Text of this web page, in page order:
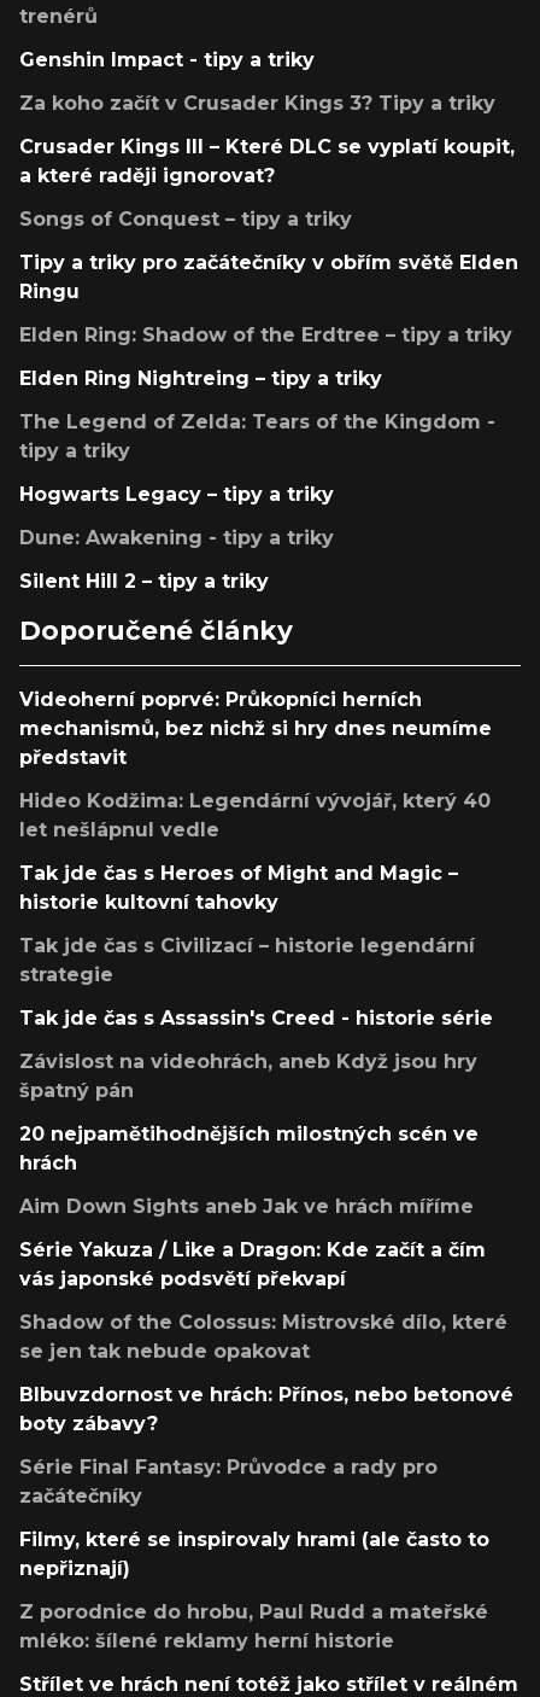
trenérů
Genshin Impact - tipy a triky
Za koho začít v Crusader Kings 3? Tipy a triky
Crusader Kings III – Které DLC se vyplatí koupit,
a které raději ignorovat?
Songs of Conquest – tipy a triky
Tipy a triky pro začátečníky v obřím světě Elden
Ringu
Elden Ring: Shadow of the Erdtree – tipy a triky
Elden Ring Nightreing – tipy a triky
The Legend of Zelda: Tears of the Kingdom -
tipy a triky
Hogwarts Legacy – tipy a triky
Dune: Awakening - tipy a triky
Silent Hill 2 – tipy a triky
Doporučené články
Videoherní poprvé: Průkopníci herních
mechanismů, bez nichž si hry dnes neumíme
představit
Hideo Kodžima: Legendární vývojář, který 40
let nešlápnul vedle
Tak jde čas s Heroes of Might and Magic –
historie kultovní tahovky
Tak jde čas s Civilizací – historie legendární
strategie
Tak jde čas s Assassin's Creed - historie série
Závislost na videohrách, aneb Když jsou hry
špatný pán
20 nejpamětihodnějších milostných scén ve
hrách
Aim Down Sights aneb Jak ve hrách míříme
Série Yakuza / Like a Dragon: Kde začít a čím
vás japonské podsvětí překvapí
Shadow of the Colossus: Mistrovské dílo, které
se jen tak nebude opakovat
Blbuvzdornost ve hrách: Přínos, nebo betonové
boty zábavy?
Série Final Fantasy: Průvodce a rady pro
začátečníky
Filmy, které se inspirovaly hrami (ale často to
nepřiznají)
Z porodnice do hrobu, Paul Rudd a mateřské
mléko: šílené reklamy herní historie
Střílet ve hrách není totéž jako střílet v reálném